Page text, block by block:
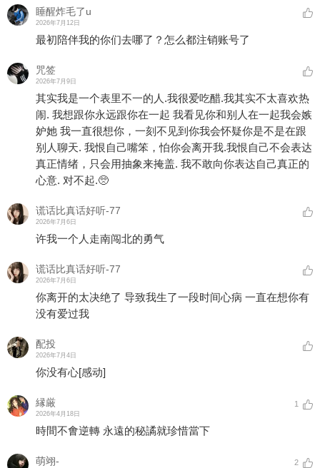
睡醒炸毛了u
2026年7月12日
最初陪伴我的你们去哪了？怎么都注销账号了
咒签
2026年7月9日
其实我是一个表里不一的人.我很爱吃醋.我其实不太喜欢热
闹. 我想跟你永远跟你在一起 我看见你和别人在一起我会嫉
妒她 我一直很想你，一刻不见到你我会怀疑你是不是在跟
别人聊天. 我恨自己嘴笨，怕你会离开我.我恨自己不会表达
真正情绪，只会用抽象来掩盖. 我不敢向你表达自己真正的
心意. 对不起.🥺
谎话比真话好听-77
2026年7月6日
许我一个人走南闯北的勇气
谎话比真话好听-77
2026年7月6日
你离开的太决绝了 导致我生了一段时间心病 一直在想你有
没有爱过我
配投
2026年7月4日
你没有心[感动]
縁厳
2026年4月18日
1
時間不㑹逆轉 永遠的秘譎就珍惜當下
萌翊- 2